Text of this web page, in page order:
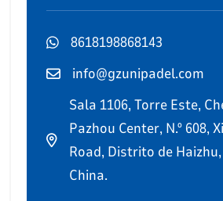
8618198868143
info@gzunipadel.com
Sala 1106, Torre Este,
Pazhou Center, N.º 608,
Road, Distrito de
China.